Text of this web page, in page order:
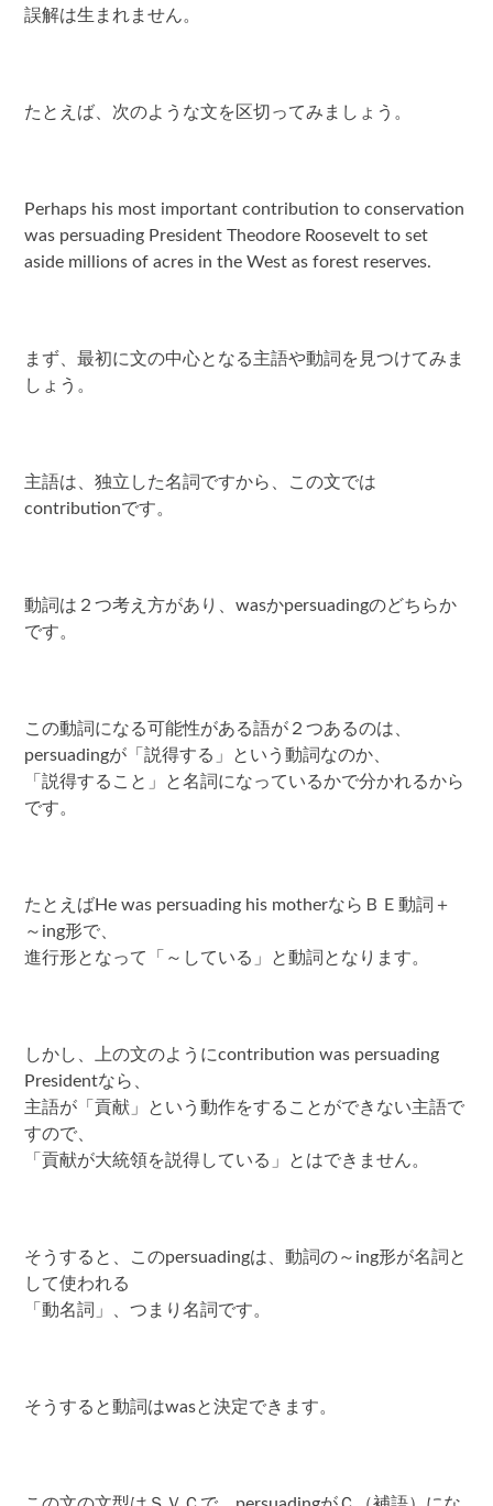
誤解は生まれません。
たとえば、次のような文を区切ってみましょう。
Perhaps his most important contribution to conservation
was persuading President Theodore Roosevelt to set
aside millions of acres in the West as forest reserves.
まず、最初に文の中心となる主語や動詞を見つけてみま
しょう。
主語は、独立した名詞ですから、この文では
contributionです。
動詞は２つ考え方があり、wasかpersuadingのどちらか
です。
この動詞になる可能性がある語が２つあるのは、
persuadingが「説得する」という動詞なのか、
「説得すること」と名詞になっているかで分かれるから
です。
たとえばHe was persuading his motherならＢＥ動詞＋
～ing形で、
進行形となって「～している」と動詞となります。
しかし、上の文のようにcontribution was persuading
Presidentなら、
主語が「貢献」という動作をすることができない主語で
すので、
「貢献が大統領を説得している」とはできません。
そうすると、このpersuadingは、動詞の～ing形が名詞と
して使われる
「動名詞」、つまり名詞です。
そうすると動詞はwasと決定できます。